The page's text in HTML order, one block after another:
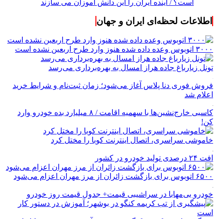
است؟ / آینده ایران را این دانش آموزان می سازند
اطلاعات لحظه‌ای ایران و جهان
۳۰۰۰ اتوبوس وعده داده شده هنوز وارد طرح اربعین نشده است
تونل زیارباغ جاده هراز امسال به بهره‌برداری می‌رسد
فروش فوری دنا پلاس آغاز می‌شود؛ زمان ثبت‌نام و شرایط خرید
اعلام شد
کاسبی خارج‌نشین‌ها با سهمیه اقامت / ۸ میلیارد بده خودرو وارد
کن!
خاموشی سراسری، اتصال اینترنت کوبا را مختل کرد
افت ۲۴ درصدی تولید خودرو در کشور
۶۵۰۰ اتوبوس برای بازگشت زائران از مرز مهران اعزام می‌شود
خودرو بی‌مهابا در سراشیبی قیمت+ جدول قیمت روز خودرو